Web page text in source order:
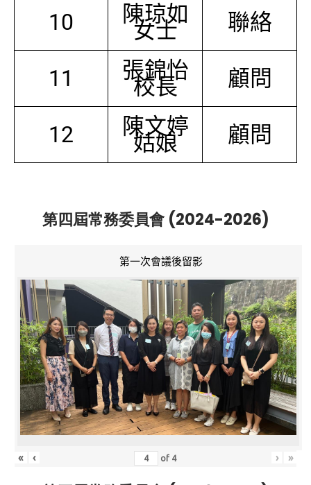
10 陳琼如
女士 聯絡
11 張錦怡
校長 顧問
12 陳文婷
姑娘 顧問
第四屆常務委員會 (2024-2026)
第一次會議後留影
« ‹ of 4 › »